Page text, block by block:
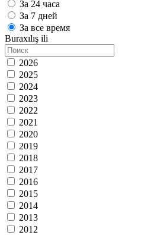
За 24 часа
За 7 дней
За все время
Buraxılış ili
2026
2025
2024
2023
2022
2021
2020
2019
2018
2017
2016
2015
2014
2013
2012